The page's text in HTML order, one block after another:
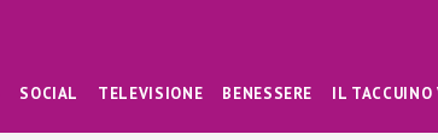
SOCIAL TELEVISIONE BENESSERE IL TACCUINO